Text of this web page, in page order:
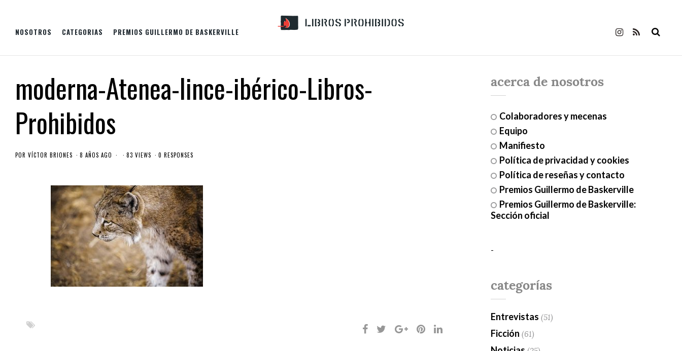
NOSOTROS CATEGORIAS PREMIOS GUILLERMO DE BASKERVILLE
moderna-Atenea-lince-ibérico-Libros-
Prohibidos
POR VÍCTOR BRIONES 8 AÑOS AGO 83 VIEWS 0 RESPONSES
acerca de nosotros
Colaboradores y mecenas
Equipo
Manifiesto
Política de privacidad y cookies
Política de reseñas y contacto
Premios Guillermo de Baskerville
Premios Guillermo de Baskerville:
Sección oficial
-
categorías
Entrevistas (51)
Ficción (61)